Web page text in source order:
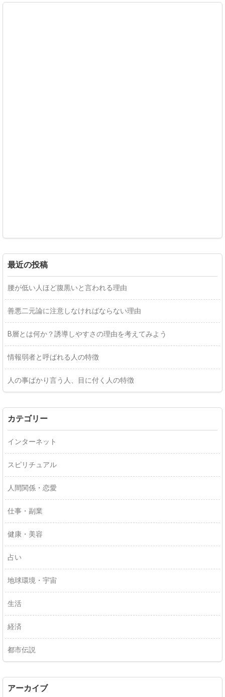
最近の投稿
腰が低い人ほど腹黒いと言われる理由
善悪二元論に注意しなければならない理由
B層とは何か？誘導しやすさの理由を考えてみよう
情報弱者と呼ばれる人の特徴
人の事ばかり言う人、目に付く人の特徴
カテゴリー
インターネット
スピリチュアル
人間関係・恋愛
仕事・副業
健康・美容
占い
地球環境・宇宙
生活
経済
都市伝説
アーカイブ